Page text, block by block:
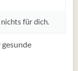
für dich.